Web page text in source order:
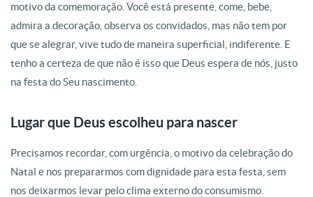
motivo da comemoração. Você está presente, come, bebe,
admira a decoração, observa os convidados, mas não tem por
que se alegrar, vive tudo de maneira superficial, indiferente. E
tenho a certeza de que não é isso que Deus espera de nós, justo
na festa do Seu nascimento.
Lugar que Deus escolheu para nascer
Precisamos recordar, com urgência, o motivo da celebração do
Natal e nos prepararmos com dignidade para esta festa, sem
nos deixarmos levar pelo clima externo do consumismo.